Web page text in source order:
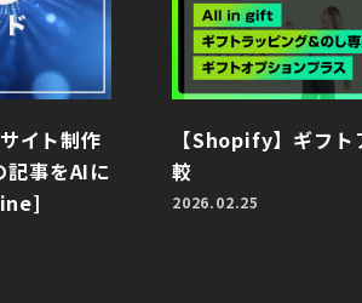
イト制作
記事をAIに
【Shopify】ギフ
較
2026.02.25